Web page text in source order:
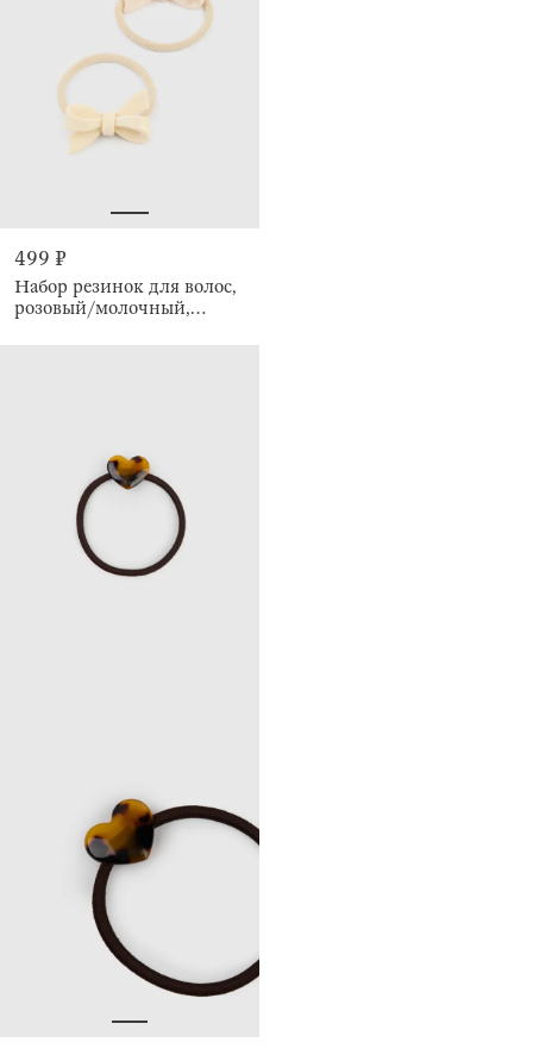
499 ₽
Набор резинок для волос,
розовый/молочный,